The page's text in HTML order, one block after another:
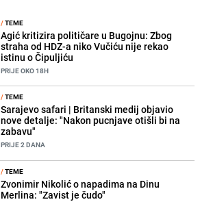
/TEME
Agić kritizira političare u Bugojnu: Zbog
straha od HDZ-a niko Vučiću nije rekao
istinu o Čipuljiću
PRIJE OKO 18H
/TEME
Sarajevo safari | Britanski medij objavio
nove detalje: "Nakon pucnjave otišli bi na
zabavu"
PRIJE 2 DANA
/TEME
Zvonimir Nikolić o napadima na Dinu
Merlina: "Zavist je čudo"